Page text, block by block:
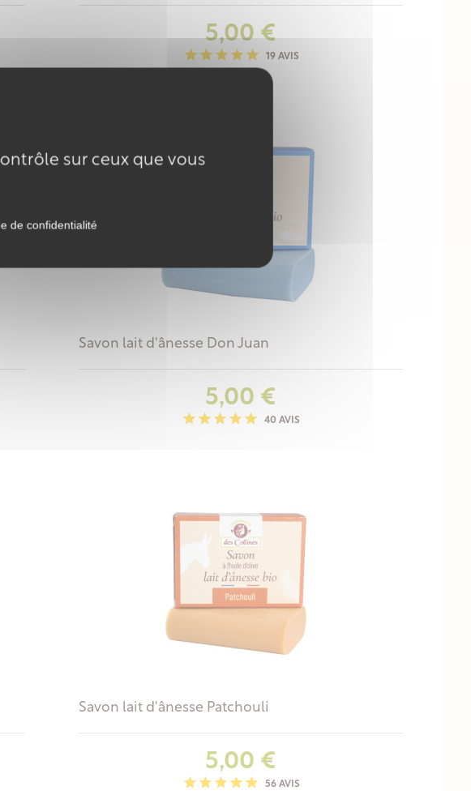
sur ceux que vous
de confidentialité
Prix
5,00 €
19 AVIS
Savon lait d'ânesse Don Juan
Prix
5,00 €
40 AVIS
Savon lait d'ânesse Patchouli
Prix
5,00 €
56 AVIS